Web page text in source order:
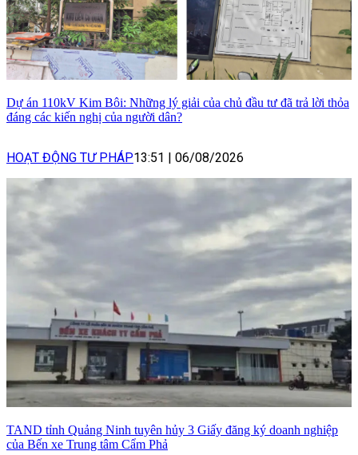
Dự án 110kV Kim Bôi: Những lý giải của chủ đầu tư đã trả lời thỏa
đáng các kiến nghị của người dân?
HOẠT ĐỘNG TƯ PHÁP13:51 | 06/08/2026
TAND tỉnh Quảng Ninh tuyên hủy 3 Giấy đăng ký doanh nghiệp
của Bến xe Trung tâm Cẩm Phả